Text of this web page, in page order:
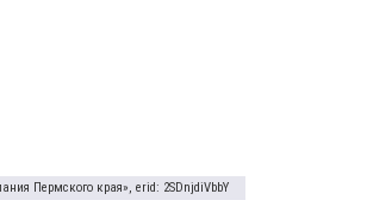
Пермского края», erid: 2SDnjdiVbbY